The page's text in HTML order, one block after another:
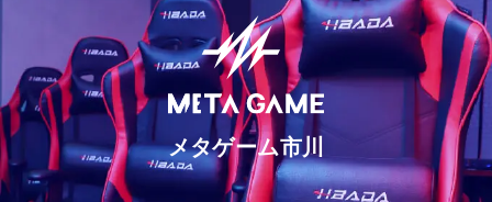
メタゲーム市川